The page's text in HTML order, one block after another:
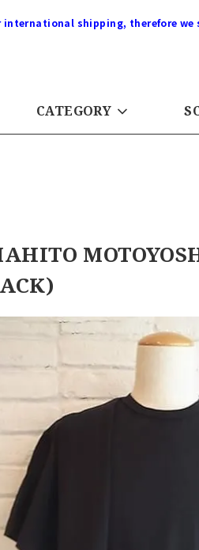
international shipping, therefore
CATEGORY